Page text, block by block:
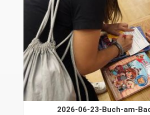
2026-06-23-Buch-am-